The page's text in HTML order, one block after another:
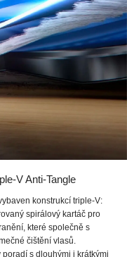
V Anti-Tangle
konstrukcí triple-V:
spirálový kartáč pro
které společně s
čištění vlasů.
s dlouhými i krátkými